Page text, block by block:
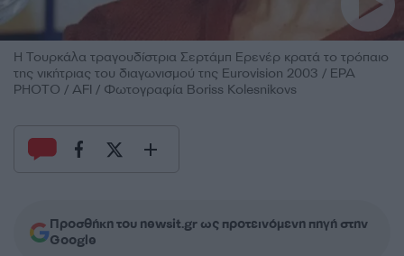
Η Τουρκάλα τραγουδίστρια Σερτάμπ Ερενέρ κρατά το τρόπαιο
της νικήτριας του διαγωνισμού της Eurovision 2003 / EPA
PHOTO / AFI / Φωτογραφία Boriss Kolesnikovs
Προσθήκη του newsit.gr ως προτεινόμενη πηγή στην
Google